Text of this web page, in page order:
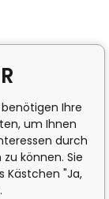
Ihre
um Ihnen
durch
können. Sie
Kästchen "Ja,